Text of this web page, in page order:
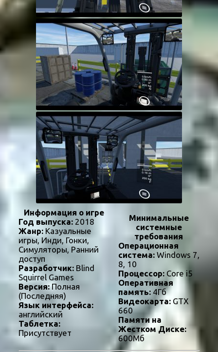
Информация о игре
Год выпуска: 2018
Жанр: Казуальные
игры, Инди, Гонки,
Симуляторы, Ранний
доступ
Разработчик: Blind
Squirrel Games
Версия:Полная
(Последняя)
Язык интерфейса:
английский
Таблетка:
Присутствует
Минимальные
системные
требования
Операционная
система:Windows 7,
8, 10
Процессор:Core i5
Оперативная
память:4Гб
Видеокарта:GTX
660
Памяти на
Жестком Диске:
600Мб